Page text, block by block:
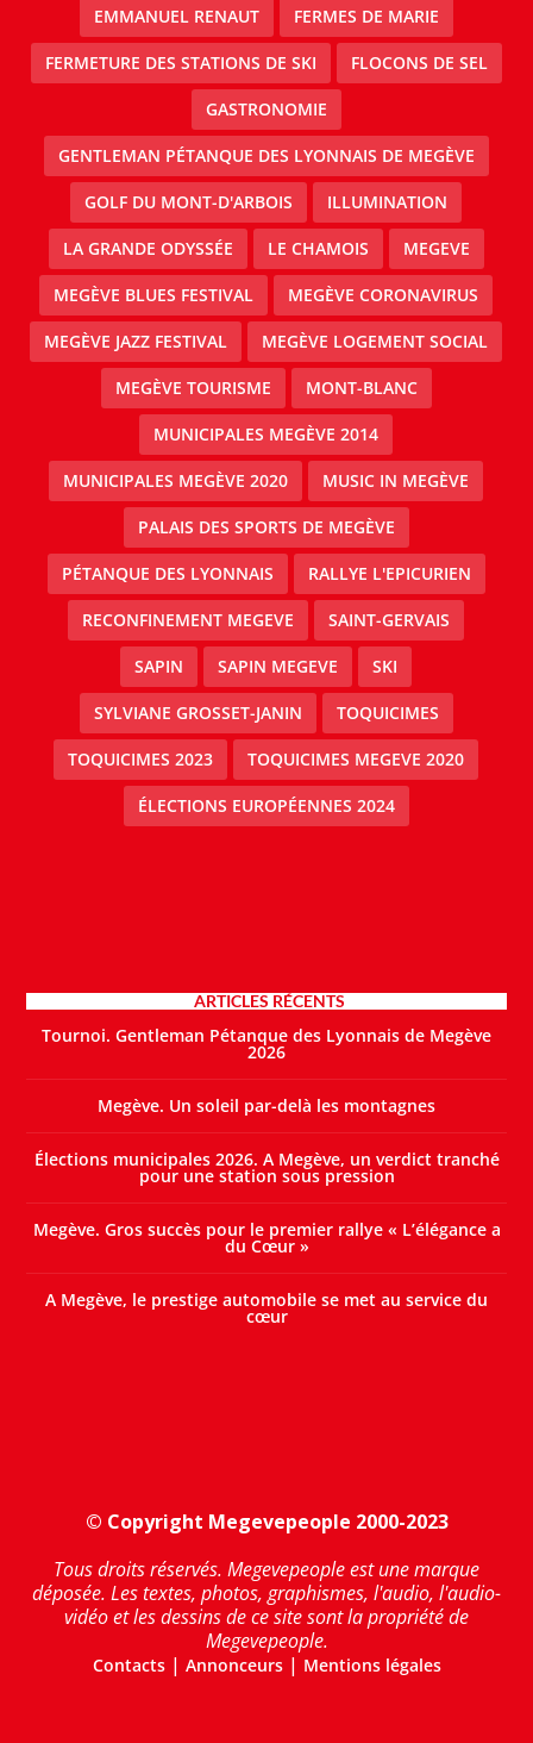
EMMANUEL RENAUT FERMES DE MARIE
FERMETURE DES STATIONS DE SKI FLOCONS DE SEL
GASTRONOMIE
GENTLEMAN PÉTANQUE DES LYONNAIS DE MEGÈVE
GOLF DU MONT-D'ARBOIS ILLUMINATION
LA GRANDE ODYSSÉE LE CHAMOIS MEGEVE
MEGÈVE BLUES FESTIVAL MEGÈVE CORONAVIRUS
MEGÈVE JAZZ FESTIVAL MEGÈVE LOGEMENT SOCIAL
MEGÈVE TOURISME MONT-BLANC
MUNICIPALES MEGÈVE 2014
MUNICIPALES MEGÈVE 2020 MUSIC IN MEGÈVE
PALAIS DES SPORTS DE MEGÈVE
PÉTANQUE DES LYONNAIS RALLYE L'EPICURIEN
RECONFINEMENT MEGEVE SAINT-GERVAIS
SAPIN SAPIN MEGEVE SKI
SYLVIANE GROSSET-JANIN TOQUICIMES
TOQUICIMES 2023 TOQUICIMES MEGEVE 2020
ÉLECTIONS EUROPÉENNES 2024
ARTICLES RÉCENTS
Tournoi. Gentleman Pétanque des Lyonnais de Megève
2026
Megève. Un soleil par-delà les montagnes
Élections municipales 2026. A Megève, un verdict tranché
pour une station sous pression
Megève. Gros succès pour le premier rallye « L’élégance a
du Cœur »
A Megève, le prestige automobile se met au service du
cœur
© Copyright Megevepeople 2000-2023
Tous droits réservés. Megevepeople est une marque
déposée. Les textes, photos, graphismes, l'audio, l'audio-
vidéo et les dessins de ce site sont la propriété de
Megevepeople.
Contacts| Annonceurs| Mentions légales